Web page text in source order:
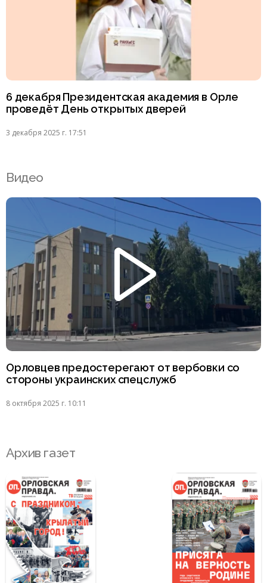
6 декабря Президентская академия в Орле
проведёт День открытых дверей
3 декабря 2025 г. 17:51
Видео
Орловцев предостерегают от вербовки со
стороны украинских спецслужб
8 октября 2025 г. 10:11
Архив газет